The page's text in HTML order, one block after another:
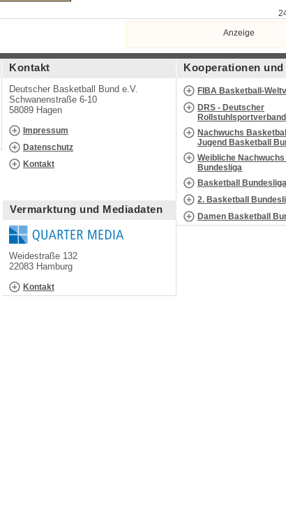
Anzeige
Kontakt
Deutscher Basketball Bund e.V.
Schwanenstraße 6-10
58089 Hagen
Impressum
Datenschutz
Kontakt
Vermarktung und Mediadaten
Weidestraße 132
22083 Hamburg
Kontakt
Kooperationen und
FIBA Basketball-
DRS - Deutscher
Nachwuchs
Jugend Basketball
Weibliche Nachwuchs
Bundesliga
Basketball
2. Basketball
Damen Basketball